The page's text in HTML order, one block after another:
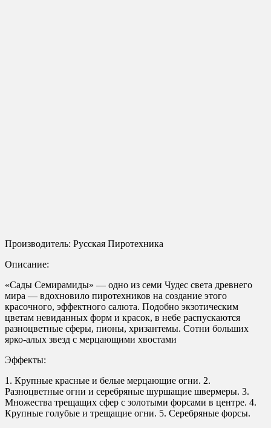
Производитель: Русская Пиротехника
Описание:
«Сады Семирамиды» — одно из семи Чудес света древнего
мира — вдохновило пиротехников на создание этого
красочного, эффектного салюта. Подобно экзотическим
цветам невиданных форм и красок, в небе распускаются
разноцветные сферы, пионы, хризантемы. Сотни больших
ярко-алых звезд с мерцающими хвостами
Эффекты:
1. Крупные красные и белые мерцающие огни. 2.
Разноцветные огни и серебряные шуршащие швермеры. 3.
Множества трещащих сфер с золотыми форсами в центре. 4.
Крупные голубые и трещащие огни. 5. Серебряные форсы.